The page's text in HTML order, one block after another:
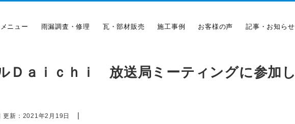
ニュー 雨漏調査・修理 瓦・部材販売 施工事例 お客様の声 記事・お知らせ
Ｄａｉｃｈｉ 放送局ミーティングに参加し
更新： 2021年2月19日 |